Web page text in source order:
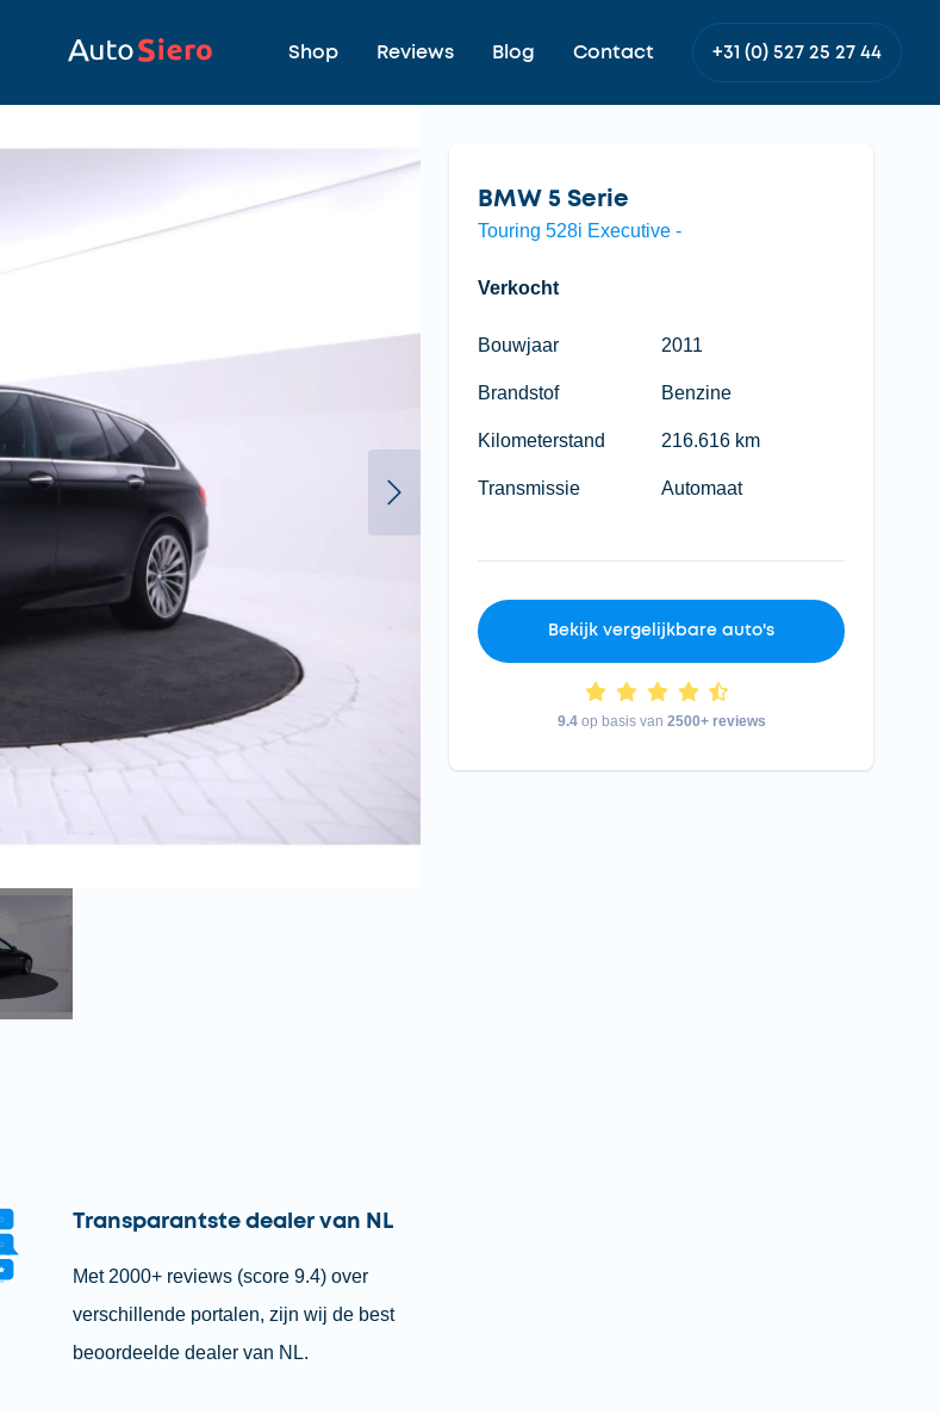
Shop Reviews Blog Contact +31 (0) 527 25 27 44
BMW 5 Serie
Touring 528i Executive -
Verkocht
Bouwjaar 2011
Brandstof Benzine
Kilometerstand 216.616 km
Transmissie Automaat
Bekijk vergelijkbare auto's
9.4op basis van 2500+ reviews
Transparantste dealer van NL
Met 2000+ reviews (score 9.4) over
verschillende portalen, zijn wij de best
beoordeelde dealer van NL.